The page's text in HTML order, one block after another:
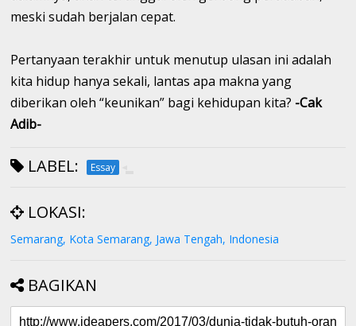
meski sudah berjalan cepat.
Pertanyaan terakhir untuk menutup ulasan ini adalah
kita hidup hanya sekali, lantas apa makna yang
diberikan oleh “keunikan” bagi kehidupan kita? -Cak
Adib-
LABEL: Essay
LOKASI:
Semarang, Kota Semarang, Jawa Tengah, Indonesia
BAGIKAN